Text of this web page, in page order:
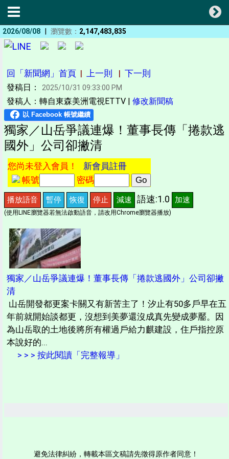
2026/08/08 | 瀏覽數： 2,147,483,835
回「新聞網」首頁 | 上一則 | 下一則
發稿日： 2025/10/31 09:33:00 PM
發稿人：轉自東森美洲電視ETTV | 修改新聞稿
獨家／山岳爭議連爆！董事長傳「捲款逃
國外」公司卻撇清
您尚未登入會員！ 新會員註冊
帳號
密碼
播放語音 暫停 恢復 停止 減速 語速:1.0 加速
(使用LINE瀏覽器若無法啟動語音，請改用Chrome瀏覽器播放)
獨家／山岳爭議連爆！董事長傳「捲款逃國外」公司卻撇
清
山岳開發都更案卡關又有新苦主了！汐止有50多戶早在五
年前就開始談都更，沒想到美夢還沒成真先變成夢靨。因
為山岳取的土地後將所有權過戶給力麒建設，住戶指控原
本說好的...
> > > 按此閱讀「完整報導」
避免法律糾紛，轉載本區文稿請先徵得原作者同意！